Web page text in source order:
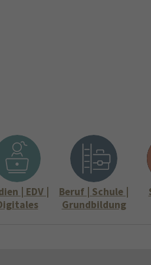
| EDV |
Beruf | Schule |
Grundbildung